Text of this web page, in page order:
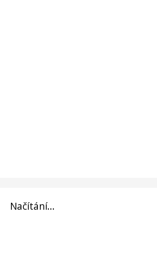
Načítání...